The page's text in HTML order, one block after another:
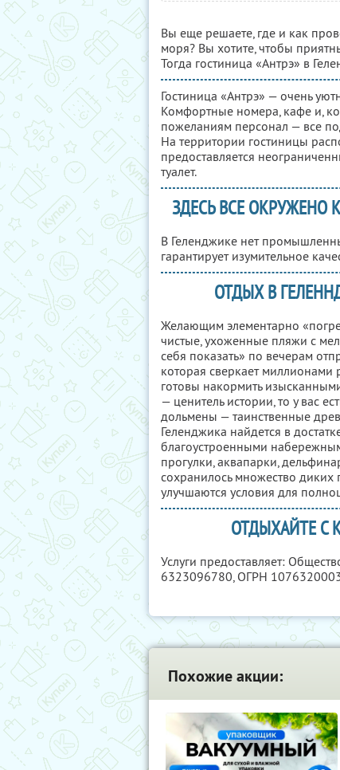
Вы еще решаете, где и как
моря? Вы хотите, чтобы
Тогда гостиница «Антрэ» в
Гостиница «Антрэ» — очень
Комфортные номера, кафе и,
пожеланиям персонал — все
На территории гостиницы
предоставляется
туалет.
ЗДЕСЬ ВСЕ ОКРУЖЕНО
В Геленджике нет
гарантирует изумительное
ОТДЫХ В
Желающим элементарно
чистые, ухоженные пляжи с
себя показать» по вечерам
которая сверкает миллионами
готовы накормить
— ценитель истории, то у вас
дольмены — таинственные
Геленджика найдется в
благоустроенными
прогулки, аквапарки,
сохранилось множество диких
улучшаются условия для
ОТДЫХАЙТЕ С
Услуги предоставляет:
6323096780, ОГРН
Похожие акции: